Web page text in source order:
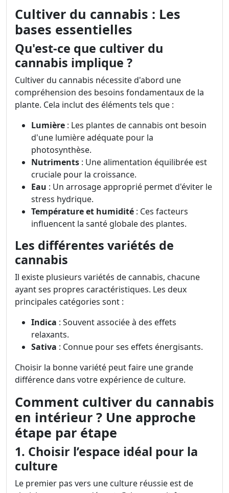
Cultiver du cannabis : Les
bases essentielles
Qu'est-ce que cultiver du
cannabis implique ?
Cultiver du cannabis nécessite d'abord une
compréhension des besoins fondamentaux de la
plante. Cela inclut des éléments tels que :
Lumière : Les plantes de cannabis ont besoin
d'une lumière adéquate pour la
photosynthèse.
Nutriments : Une alimentation équilibrée est
cruciale pour la croissance.
Eau : Un arrosage approprié permet d'éviter le
stress hydrique.
Température et humidité : Ces facteurs
influencent la santé globale des plantes.
Les différentes variétés de
cannabis
Il existe plusieurs variétés de cannabis, chacune
ayant ses propres caractéristiques. Les deux
principales catégories sont :
Indica : Souvent associée à des effets
relaxants.
Sativa : Connue pour ses effets énergisants.
Choisir la bonne variété peut faire une grande
différence dans votre expérience de culture.
Comment cultiver du cannabis
en intérieur ? Une approche
étape par étape
1. Choisir l’espace idéal pour la
culture
Le premier pas vers une culture réussie est de